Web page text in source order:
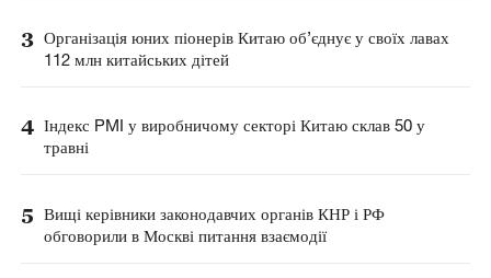
3 Організація юних піонерів Китаю об’єднує у своїх лавах
112 млн китайських дітей
4 Індекс PMI у виробничому секторі Китаю склав 50 у
травні
5 Вищі керівники законодавчих органів КНР і РФ
обговорили в Москві питання взаємодії